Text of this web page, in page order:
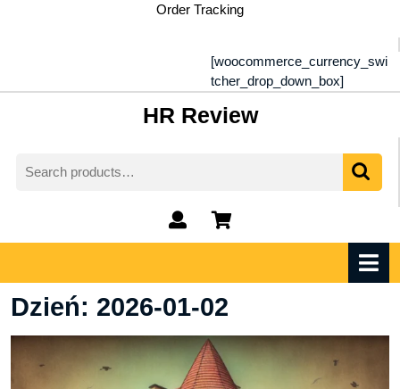
Order Tracking
[woocommerce_currency_swi
tcher_drop_down_box]
HR Review
for:
My
Account
shopping
cart
Dzień: 2026-01-02